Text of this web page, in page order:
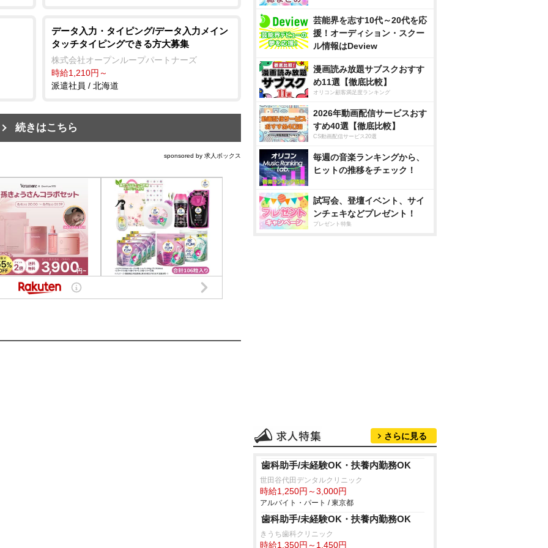
データ入力・タイピング/データ入力メイン
タッチタイピングできる方大募集
株式会社オープンループパートナーズ
時給1,210円～
派遣社員 / 北海道
続きはこちら
sponsored by 求人ボックス
芸能界を志す10代～20代を応
援！オーディション・スクー
ル情報はDeview
漫画読み放題サブスクおすす
め11選【徹底比較】
オリコン顧客満足度ランキング
2026年動画配信サービスおす
すめ40選【徹底比較】
CS動画配信サービス20選
毎週の音楽ランキングから、
ヒットの推移をチェック！
試写会、登壇イベント、サイ
ンチェキなどプレゼント！
プレゼント特集
さらに見る
歯科助手/未経験OK・扶養内勤務OK
世田谷代田デンタルクリニック
時給1,250円～3,000円
アルバイト・パート / 東京都
歯科助手/未経験OK・扶養内勤務OK
きうち歯科クリニック
時給1,350円～1,450円